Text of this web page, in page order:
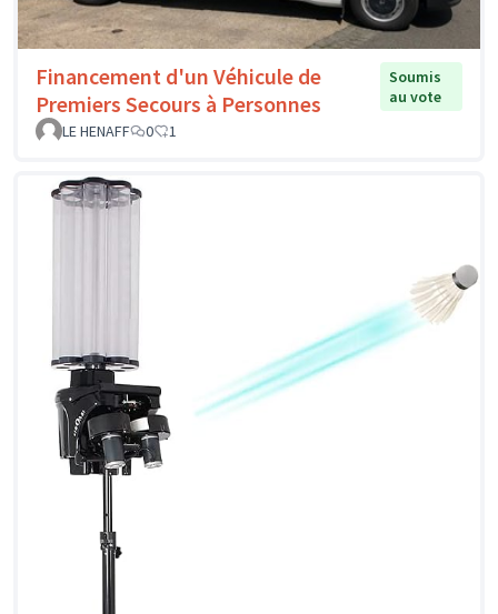
Financement d'un Véhicule de
Premiers Secours à Personnes
Soumis
au vote
LE HENAFF
0 1